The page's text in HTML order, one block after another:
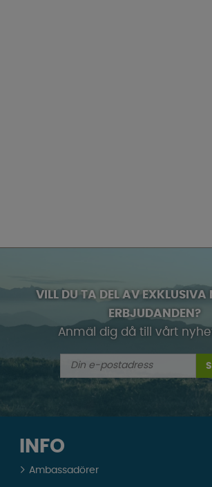
VILL DU TA DEL AV EXKLUSIVA
ERBJUDANDEN?
Anmäl dig då till vårt
INFO
Ambassadörer